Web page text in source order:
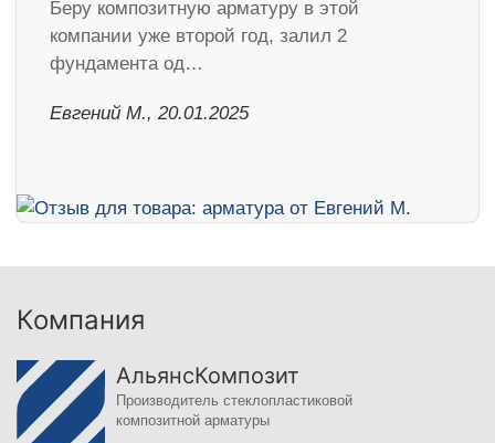
Беру композитную арматуру в этой
компании уже второй год, залил 2
фундамента од…
​Евгений М., 20.01.2025
Компания
АльянсКомпозит
Производитель стеклопластиковой
композитной арматуры